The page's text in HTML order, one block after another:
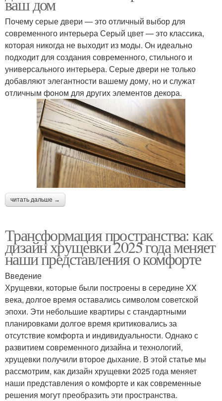
ваш дом
Почему серые двери — это отличный выбор для
современного интерьера Серый цвет — это классика,
которая никогда не выходит из моды. Он идеально
подходит для создания современного, стильного и
универсального интерьера. Серые двери не только
добавляют элегантности вашему дому, но и служат
отличным фоном для других элементов декора.
читать дальше →
Трансформация пространства: как
дизайн хрущевки 2025 года меняет
наши представления о комфорте
Введение
Хрущевки, которые были построены в середине XX
века, долгое время оставались символом советской
эпохи. Эти небольшие квартиры с стандартными
планировками долгое время критиковались за
отсутствие комфорта и индивидуальности. Однако с
развитием современного дизайна и технологий,
хрущевки получили второе дыхание. В этой статье мы
рассмотрим, как дизайн хрущевки 2025 года меняет
наши представления о комфорте и как современные
решения могут преобразить эти пространства.